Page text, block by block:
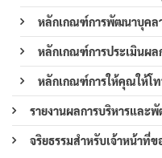
หลักเกณฑ์การพัฒนาบุคล
หลักเกณฑ์การประเมินผ
หลักเกณฑ์การให้คุณให้โ
รายงานผลการบริหารและ
จริยธรรมสำหรับเจ้าหน้าที่ข